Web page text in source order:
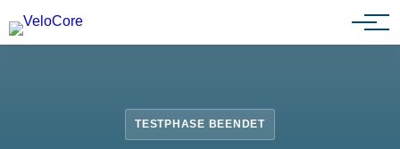
Partnerprogramm
TESTPHASE BEENDET